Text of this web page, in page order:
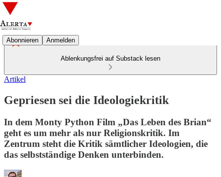
Abonnieren Anmelden
Ablenkungsfrei auf Substack lesen
Artikel
Gepriesen sei die Ideologiekritik
In dem Monty Python Film „Das Leben des Brian“
geht es um mehr als nur Religionskritik. Im
Zentrum steht die Kritik sämtlicher Ideologien, die
das selbstständige Denken unterbinden.